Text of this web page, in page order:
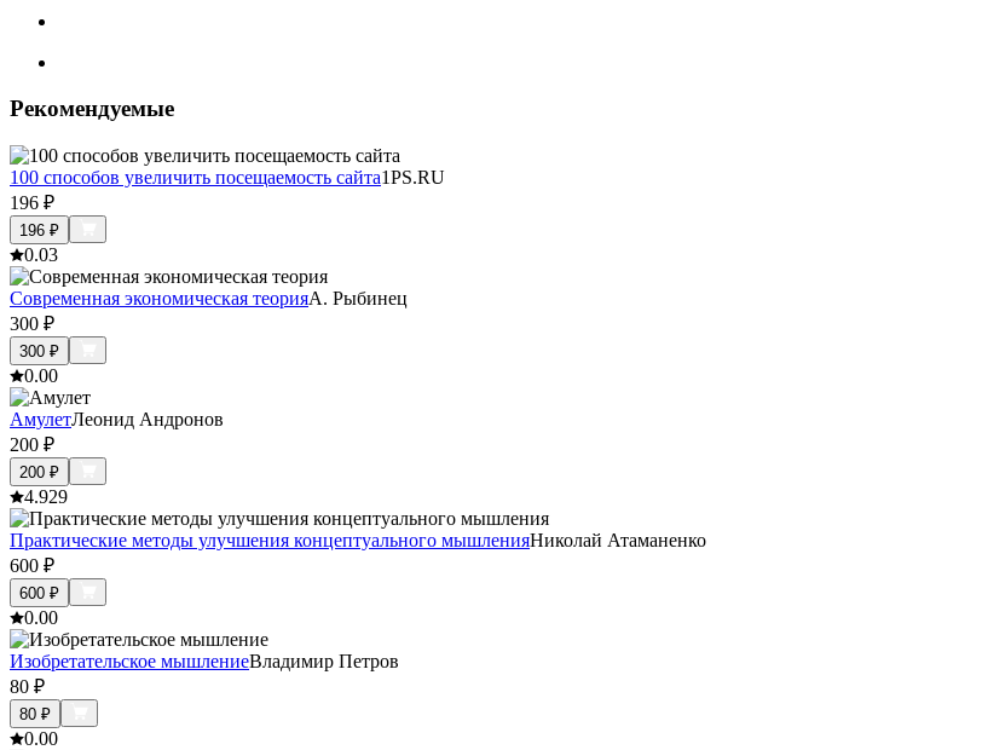
Рекомендуемые
100 способов увеличить посещаемость сайта1PS.RU
196 ₽
196 ₽
0.03
Современная экономическая теорияА. Рыбинец
300 ₽
300 ₽
0.00
АмулетЛеонид Андронов
200 ₽
200 ₽
4.929
Практические методы улучшения концептуального мышленияНиколай Атаманенко
600 ₽
600 ₽
0.00
Изобретательское мышлениеВладимир Петров
80 ₽
80 ₽
0.00